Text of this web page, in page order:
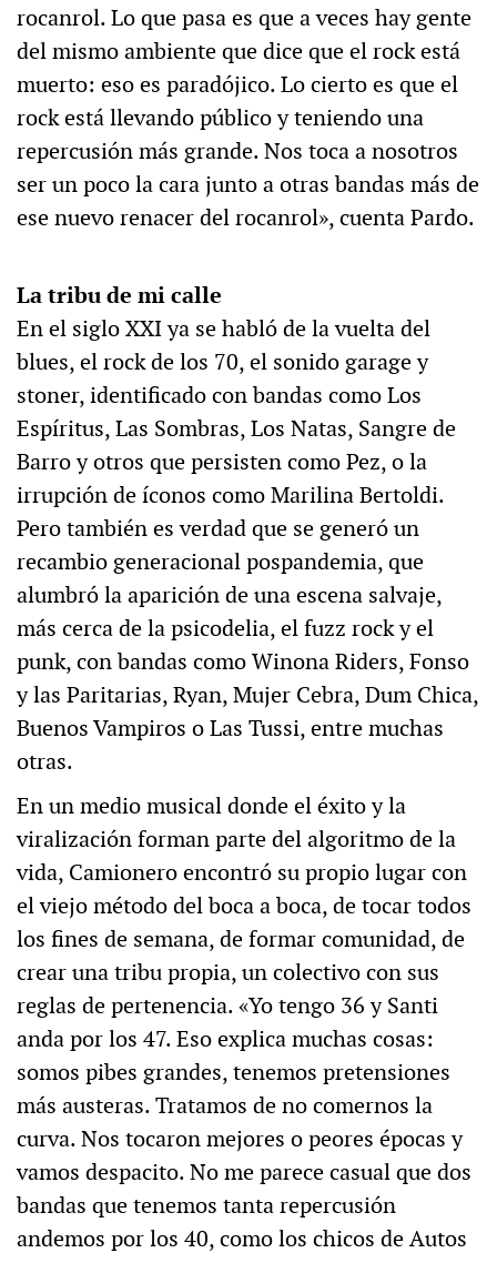
rocanrol. Lo que pasa es que a veces hay gente
del mismo ambiente que dice que el rock está
muerto: eso es paradójico. Lo cierto es que el
rock está llevando público y teniendo una
repercusión más grande. Nos toca a nosotros
ser un poco la cara junto a otras bandas más de
ese nuevo renacer del rocanrol», cuenta Pardo.
La tribu de mi calle
En el siglo XXI ya se habló de la vuelta del
blues, el rock de los 70, el sonido garage y
stoner, identificado con bandas como Los
Espíritus, Las Sombras, Los Natas, Sangre de
Barro y otros que persisten como Pez, o la
irrupción de íconos como Marilina Bertoldi.
Pero también es verdad que se generó un
recambio generacional pospandemia, que
alumbró la aparición de una escena salvaje,
más cerca de la psicodelia, el fuzz rock y el
punk, con bandas como Winona Riders, Fonso
y las Paritarias, Ryan, Mujer Cebra, Dum Chica,
Buenos Vampiros o Las Tussi, entre muchas
otras.
En un medio musical donde el éxito y la
viralización forman parte del algoritmo de la
vida, Camionero encontró su propio lugar con
el viejo método del boca a boca, de tocar todos
los fines de semana, de formar comunidad, de
crear una tribu propia, un colectivo con sus
reglas de pertenencia. «Yo tengo 36 y Santi
anda por los 47. Eso explica muchas cosas:
somos pibes grandes, tenemos pretensiones
más austeras. Tratamos de no comernos la
curva. Nos tocaron mejores o peores épocas y
vamos despacito. No me parece casual que dos
bandas que tenemos tanta repercusión
andemos por los 40, como los chicos de Autos